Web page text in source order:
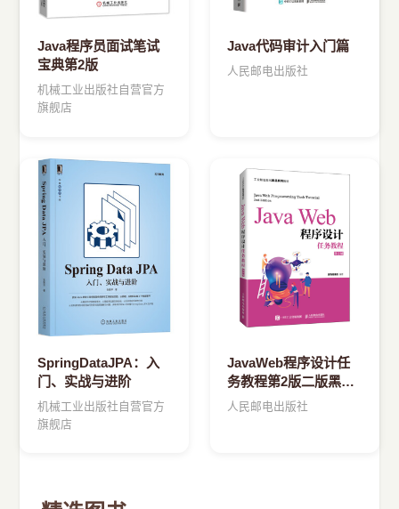
Java程序员面试笔试
宝典第2版
机械工业出版社自营官方
旗舰店
Java代码审计入门篇
人民邮电出版社
SpringDataJPA：入
门、实战与进阶
机械工业出版社自营官方
旗舰店
JavaWeb程序设计任
务教程第2版二版黑马
程序员传智播客
人民邮电出版社